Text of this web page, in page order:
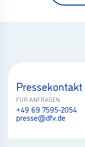
Pressekontakt
FÜR ANFRAGEN
+49 69 7595-2054
presse@dfv.de